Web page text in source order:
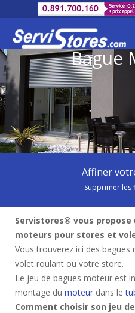
Bague
Affiner
Supprimer les
Servistores® vous
moteurs pour stores et
Vous trouverez ici des
volet roulant ou votre store.
Le jeu de bagues moteur est
montage du moteur dans le
Comment choisir son jeu